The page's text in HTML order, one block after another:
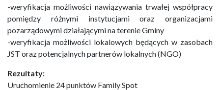
-weryfikacja możliwości nawiązywania trwałej współpracy
pomiędzy różnymi instytucjami oraz organizacjami
pozarządowymi działającymi na terenie Gminy
-weryfikacja możliwości lokalowych będących w zasobach
JST oraz potencjalnych partnerów lokalnych (NGO)
Rezultaty:
Uruchomienie 24 punktów Family Spot